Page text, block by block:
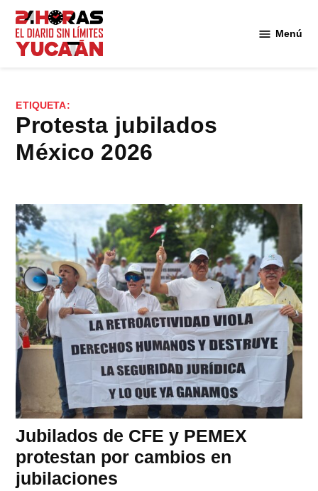
Saltar
contenido
Menú
ETIQUETA:
protesta jubilados
México 2026
Jubilados de CFE y PEMEX
protestan por cambios en
jubilaciones